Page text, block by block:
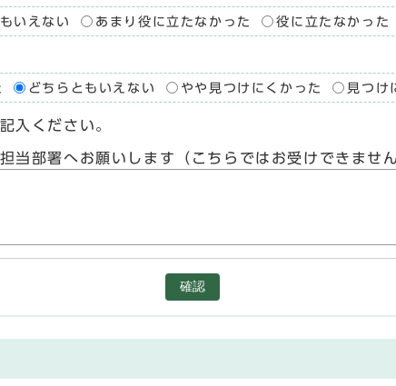
いえない あまり役に立たなかった 役に立たなかった
どちらともいえない やや見つけにくかった 見つけ
入ください。
当部署へお願いします（こちらではお受けできませ
確認